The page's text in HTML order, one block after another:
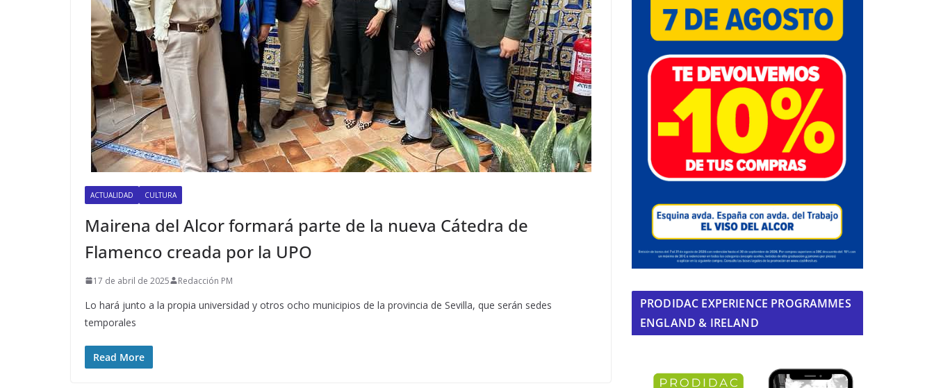
ACTUALIDAD CULTURA
Mairena del Alcor formará parte de la nueva Cátedra de
Flamenco creada por la UPO
17 de abril de 2025 Redacción PM
Lo hará junto a la propia universidad y otros ocho municipios de la provincia de Sevilla, que serán sedes
temporales
Read More
PRODIDAC EXPERIENCE PROGRAMMES
ENGLAND & IRELAND